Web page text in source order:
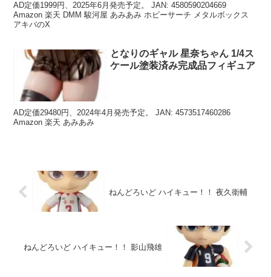
AD定価1999円、2025年6月発売予定。 JAN: 4580590204669
Amazon 楽天 DMM 駿河屋 あみあみ ホビーサーチ メタルボックス
アキバのX
となりのギャル 星奈ちゃん 1/4ス
ケール塗装済み完成品フィギュア
AD定価29480円、2024年4月発売予定。 JAN: 4573517460286
Amazon 楽天 あみあみ
ねんどろいど ハイキュー！！ 夜久衛輔
ねんどろいど ハイキュー！！ 影山飛雄